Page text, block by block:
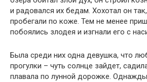
и радовался их бедам. Хохотал он
пробегали по коже. Тем не менее
побоялись злодея и изгнали его с
Была среди них одна девушка, что
прогулки – чуть солнце зайдет,
плавала по лунной дорожке. Однажды